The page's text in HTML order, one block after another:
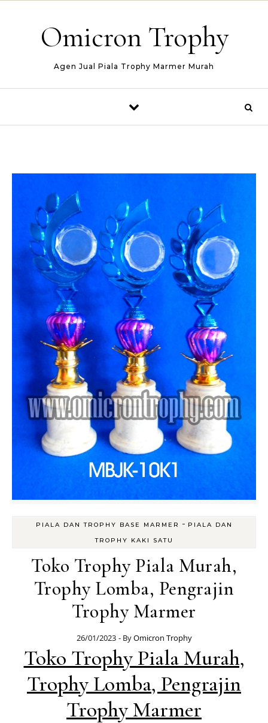
Omicron Trophy
Agen Jual Piala Trophy Marmer Murah
PIALA DAN TROPHY BASE MARMER - PIALA DAN
TROPHY KAKI SATU
Toko Trophy Piala Murah,
Trophy Lomba, Pengrajin
Trophy Marmer
26/01/2023 - ByOmicron Trophy
Toko Trophy Piala Murah,
Trophy Lomba, Pengrajin
Trophy Marmer